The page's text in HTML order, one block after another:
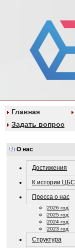
Главная
Задать вопрос
О нас
Достижения
К истории ЦБС
Пресса о нас
2026 год
2025 год
2024 год
2023 год
Структура